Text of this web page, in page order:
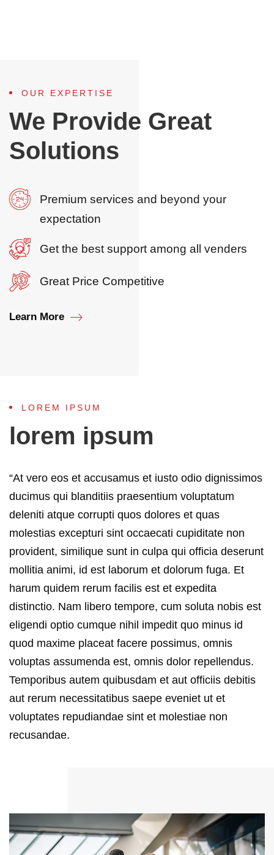
OUR EXPERTISE
We Provide Great
Solutions
Premium services and beyond your
expectation
Get the best support among all venders
Great Price Competitive
Learn More
LOREM IPSUM
lorem ipsum
“At vero eos et accusamus et iusto odio dignissimos
ducimus qui blanditiis praesentium voluptatum
deleniti atque corrupti quos dolores et quas
molestias excepturi sint occaecati cupiditate non
provident, similique sunt in culpa qui officia deserunt
mollitia animi, id est laborum et dolorum fuga. Et
harum quidem rerum facilis est et expedita
distinctio. Nam libero tempore, cum soluta nobis est
eligendi optio cumque nihil impedit quo minus id
quod maxime placeat facere possimus, omnis
voluptas assumenda est, omnis dolor repellendus.
Temporibus autem quibusdam et aut officiis debitis
aut rerum necessitatibus saepe eveniet ut et
voluptates repudiandae sint et molestiae non
recusandae.